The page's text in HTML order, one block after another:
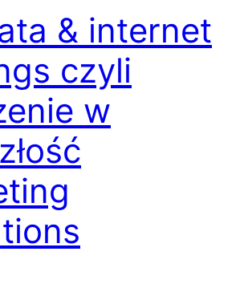
& internet
czyli
w